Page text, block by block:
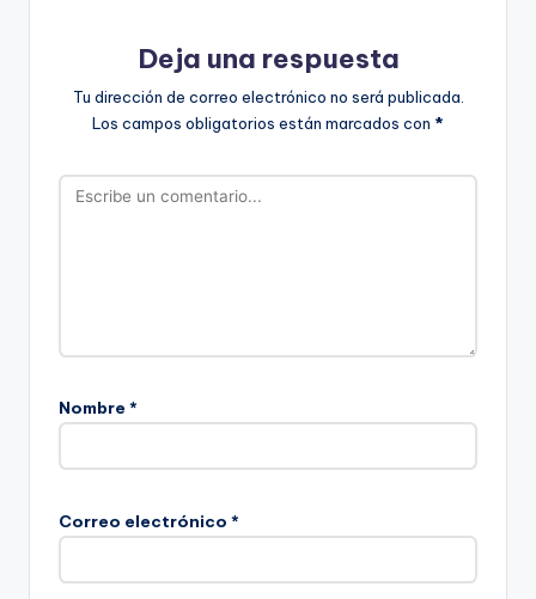
Deja una respuesta
Tu dirección de correo electrónico no será publicada.
Los campos obligatorios están marcados con *
Nombre *
Correo electrónico *